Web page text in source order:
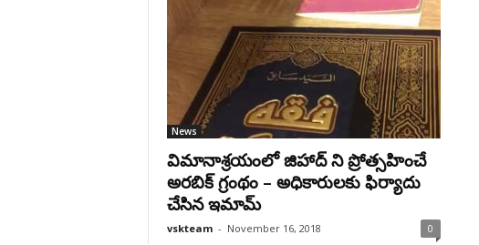
News
విమానాశ్రయంలో జిహాద్ ని ప్రోత్సహించే
అరబిక్ గ్రంథం – అధికారులకు ఫిర్యాదు
చేసిన ఇమామ్
vskteam - November 16, 2018 0